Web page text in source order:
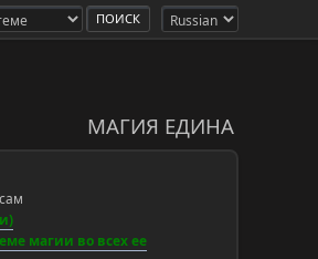
МАГИЯ ЕДИНА
магии во всех ее